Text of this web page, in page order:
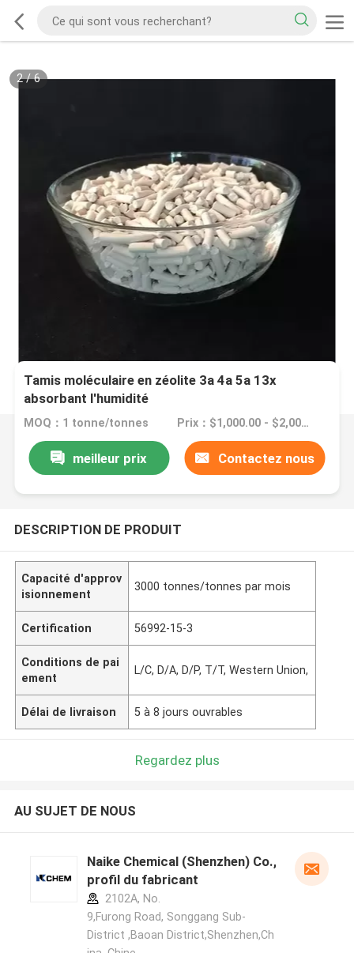
2/6
Tamis moléculaire en zéolite 3a 4a 5a 13x
absorbant l'humidité
MOQ：1 tonne/tonnes Prix：$1,000.00 - $2,000.00/ ton
meilleur prix Contactez nous
DESCRIPTION DE PRODUIT
Capacité d'approv
isionnement
3000 tonnes/tonnes par mois
Certification 56992-15-3
Conditions de pai
ement
L/C, D/A, D/P, T/T, Western Union,
Délai de livraison 5 à 8 jours ouvrables
Regardez plus
AU SUJET DE NOUS
Naike Chemical (Shenzhen) Co., Ltd
profil du fabricant
2102A, No.
9,Furong Road, Songgang Sub-
District ,Baoan District,Shenzhen,Ch